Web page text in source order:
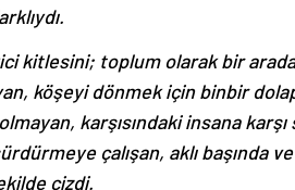
kitlesini; toplum olarak bir
köşeyi dönmek için binbir
karşısındaki insana karşı
çalışan, aklı başında
çizdi.